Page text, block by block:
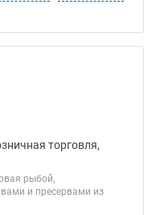
компании всего и сегодня
торговля,
рыбой,
и пресервами из